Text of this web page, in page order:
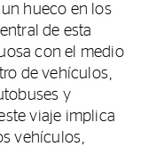
hueco en los
de esta
con el medio
de vehículos,
y
viaje implica
vehículos,